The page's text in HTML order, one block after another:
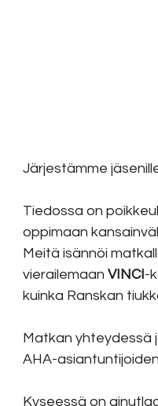
Järjestämme
Tiedossa on
oppimaan
Meitä isännöi
vierailemaan VINCI -
kuinka Ranskan
Matkan yhteydessä
AHA-
Kyseessä on